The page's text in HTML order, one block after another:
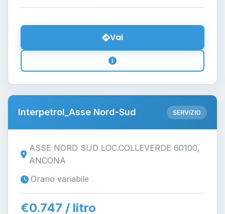
Vai
Interpetrol_Asse Nord-Sud SERVIZIO
ASSE NORD SUD LOC.COLLEVERDE 60100,
ANCONA
Orario variabile
€0.747 / litro